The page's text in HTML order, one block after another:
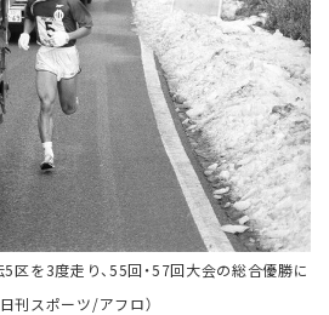
区を3度走り、55回・57回大会の総合優勝に
刊スポーツ/アフロ）